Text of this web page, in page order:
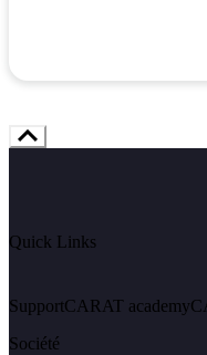
Quick Links
SupportCARAT academy
Société